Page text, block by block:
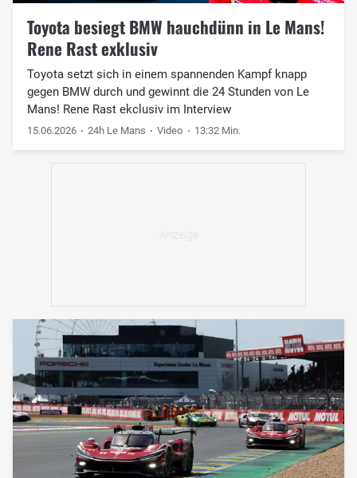
Toyota besiegt BMW hauchdünn in Le Mans!
Rene Rast exklusiv
Toyota setzt sich in einem spannenden Kampf knapp
gegen BMW durch und gewinnt die 24 Stunden von Le
Mans! Rene Rast ekclusiv im Interview
15.06.2026 24h Le Mans Video 13:32 Min.